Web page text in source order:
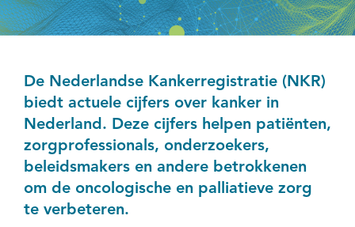
De Nederlandse Kankerregistratie (NKR)
biedt actuele cijfers over kanker in
Nederland. Deze cijfers helpen patiënten,
zorgprofessionals, onderzoekers,
beleidsmakers en andere betrokkenen
om de oncologische en palliatieve zorg
te verbeteren.